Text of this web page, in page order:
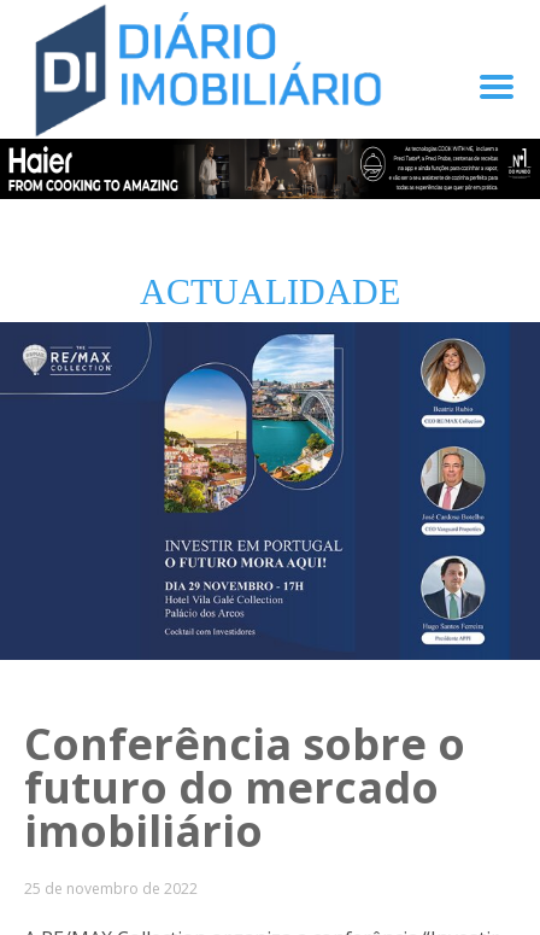
ACTUALIDADE
Conferência sobre o
futuro do mercado
imobiliário
25 de novembro de 2022